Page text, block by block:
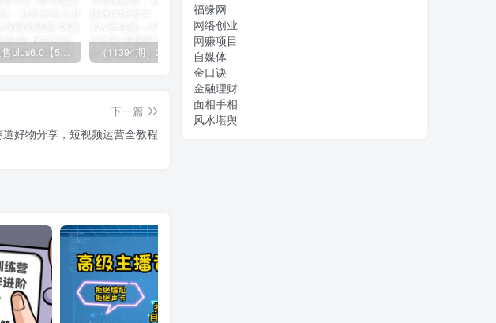
私域发售plus6.0【5月份线下课录音】/全域套装sop流程包，社群发售工具套装模型 （11394期）2024视频号直播教程：视频号如何赚钱详细教学，一场直播30w营业额（37节）
下一篇
好物分享，短视频运营全教程
福缘网
网络创业
网赚项目
自媒体
金口诀
金融理财
面相手相
风水堪舆